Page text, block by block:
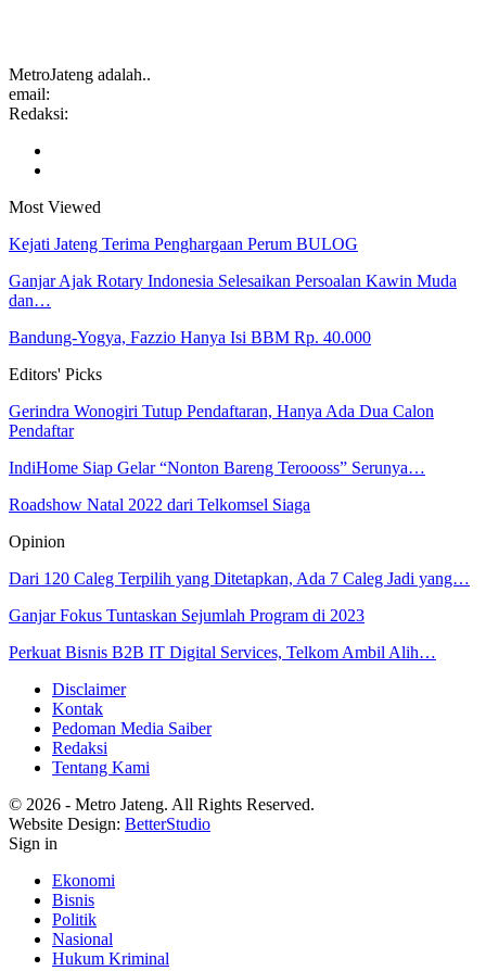
MetroJateng adalah..
email:
Redaksi:
Most Viewed
Kejati Jateng Terima Penghargaan Perum BULOG
Ganjar Ajak Rotary Indonesia Selesaikan Persoalan Kawin Muda
dan…
Bandung-Yogya, Fazzio Hanya Isi BBM Rp. 40.000
Editors' Picks
Gerindra Wonogiri Tutup Pendaftaran, Hanya Ada Dua Calon
Pendaftar
IndiHome Siap Gelar “Nonton Bareng Teroooss” Serunya…
Roadshow Natal 2022 dari Telkomsel Siaga
Opinion
Dari 120 Caleg Terpilih yang Ditetapkan, Ada 7 Caleg Jadi yang…
Ganjar Fokus Tuntaskan Sejumlah Program di 2023
Perkuat Bisnis B2B IT Digital Services, Telkom Ambil Alih…
Disclaimer
Kontak
Pedoman Media Saiber
Redaksi
Tentang Kami
© 2026 - Metro Jateng. All Rights Reserved.
Website Design: BetterStudio
Sign in
Ekonomi
Bisnis
Politik
Nasional
Hukum Kriminal